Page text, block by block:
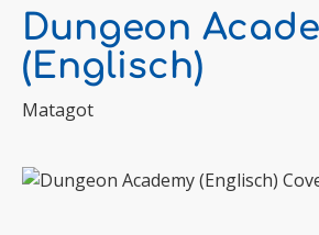
Dungeon
(Englisch)
Matagot
Bildergalerie überspringen